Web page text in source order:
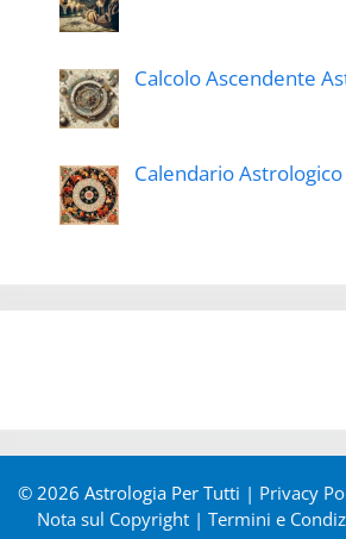
Calcolo Ascendente
Calendario
© 2026 Astrologia Per Tutti | Privacy
Nota sul Copyright| Termini e